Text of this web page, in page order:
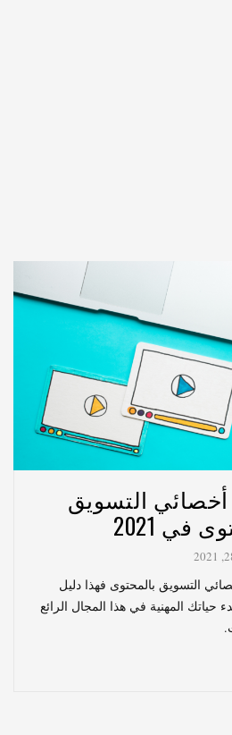
التسويق
في 2021
التسويق بالمحتوى فهذا دليل
المهنية في هذا المجال الرائع